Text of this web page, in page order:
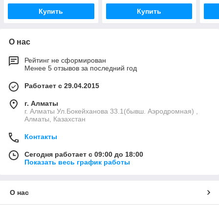
Купить Купить
О нас
Рейтинг не сформирован
Менее 5 отзывов за последний год
Работает с 29.04.2015
г. Алматы
г. Алматы Ул.Бокейханова 33.1(бывш. Аэродромная) ,
Алматы, Казахстан
Контакты
Сегодня работает с 09:00 до 18:00
Показать весь график работы
О нас